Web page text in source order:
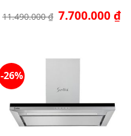
11.490.000₫ Giá
gốc
7.700.000₫
-26%